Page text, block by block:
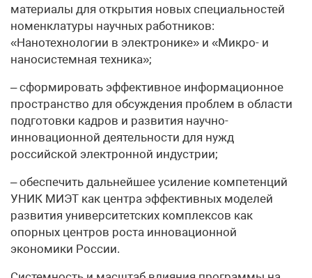
материалы для открытия новых специальностей
номенклатуры научных работников:
«Нанотехнологии в электронике» и «Микро- и
наносистемная техника»;
– сформировать эффективное информационное
пространство для обсуждения проблем в области
подготовки кадров и развития научно-
инновационной деятельности для нужд
российской электронной индустрии;
– обеспечить дальнейшее усиление компетенций
УНИК МИЭТ как центра эффективных моделей
развития университетских комплексов как
опорных центров роста инновационной
экономики России.